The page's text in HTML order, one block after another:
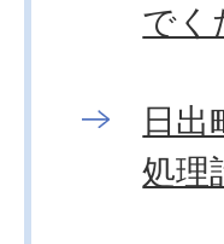
でく
日出
処理